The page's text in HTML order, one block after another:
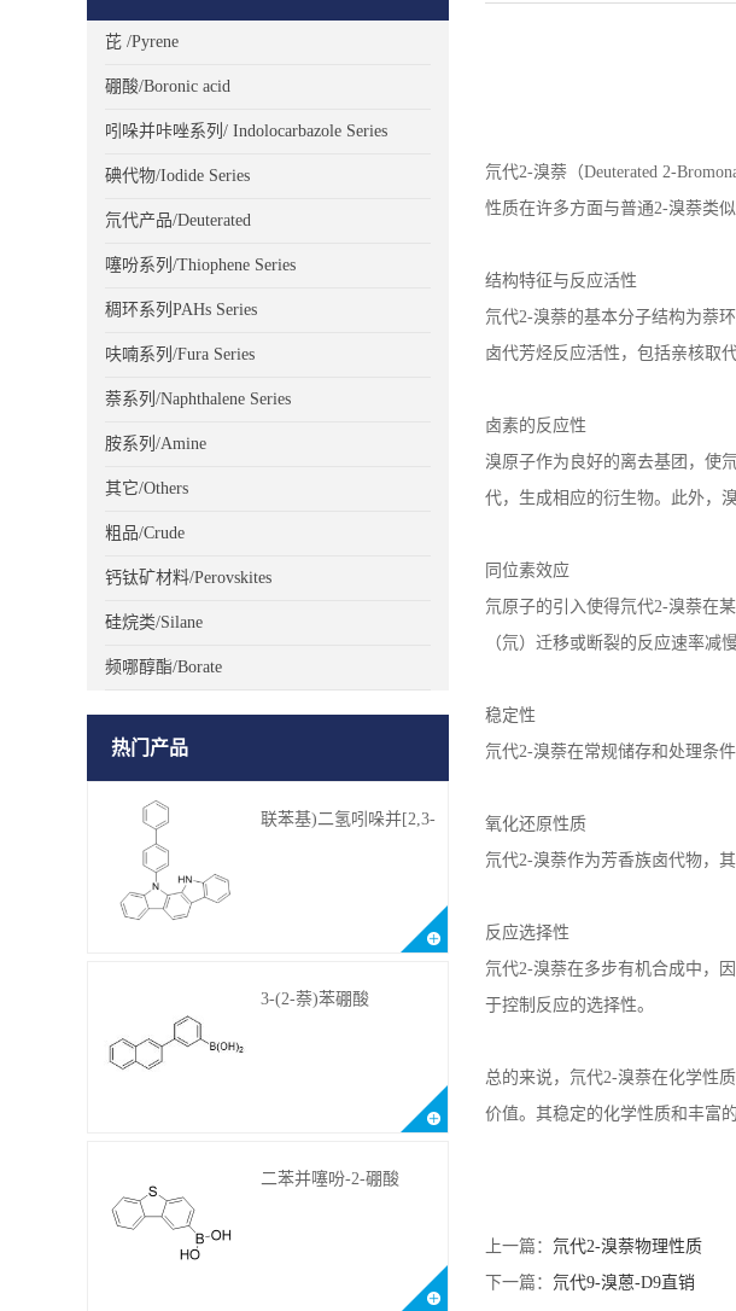
芘 /Pyrene
硼酸/Boronic acid
吲哚并咔唑系列/ Indolocarbazole Series
碘代物/Iodide Series
氘代产品/Deuterated
噻吩系列/Thiophene Series
稠环系列PAHs Series
呋喃系列/Fura Series
萘系列/Naphthalene Series
胺系列/Amine
其它/Others
粗品/Crude
钙钛矿材料/Perovskites
硅烷类/Silane
频哪醇酯/Borate
热门产品
联苯基)二氢吲哚并[2,3-
3-(2-萘)苯硼酸
二苯并噻吩-2-硼酸
氘代2-溴萘（Deuterated 2-
性质在许多方面与普通2-溴萘类
结构特征与反应活性
氘代2-溴萘的基本分子结构为萘
卤代芳烃反应活性，包括亲核取
卤素的反应性
溴原子作为良好的离去基团，使
代，生成相应的衍生物。此外，
同位素效应
氘原子的引入使得氘代2-溴萘在
（氘）迁移或断裂的反应速率减
稳定性
氘代2-溴萘在常规储存和处理条
氧化还原性质
氘代2-溴萘作为芳香族卤代物，
反应选择性
氘代2-溴萘在多步有机合成中，
于控制反应的选择性。
总的来说，氘代2-溴萘在化学性
价值。其稳定的化学性质和丰富
上一篇： 氘代2-溴萘物理性质
下一篇： 氘代9-溴蒽-D9直销